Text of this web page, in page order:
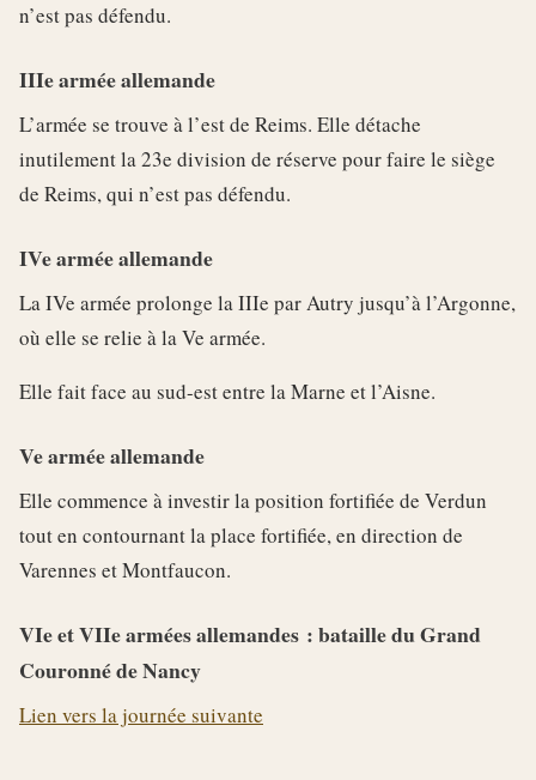
n’est pas défendu.
IIIe armée allemande
L’armée se trouve à l’est de Reims. Elle détache
inutilement la 23e division de réserve pour faire le siège
de Reims, qui n’est pas défendu.
IVe armée allemande
La IVe armée prolonge la IIIe par Autry jusqu’à l’Argonne,
où elle se relie à la Ve armée.
Elle fait face au sud-est entre la Marne et l’Aisne.
Ve armée allemande
Elle commence à investir la position fortifiée de Verdun
tout en contournant la place fortifiée, en direction de
Varennes et Montfaucon.
VIe et VIIe armées allemandes : bataille du Grand
Couronné de Nancy
Lien vers la journée suivante